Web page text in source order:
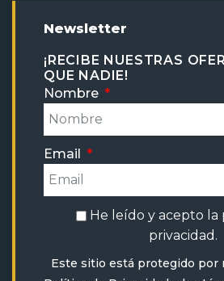
Newsletter
¡RECIBE NUESTRAS
QUE NADIE!
Nombre
Email
He leído y acepto la
privacidad .
Este sitio está protegido por